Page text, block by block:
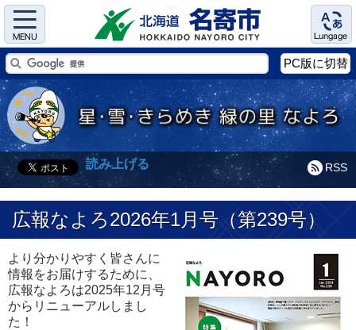
Menu Language
PC版に切替
RSS
読み上げる
広報なよろ2026年1月号（第239号）
より分かりやすく皆さんに
情報をお届けするために、
広報なよろは2025年12月号
からリニューアルしまし
た！